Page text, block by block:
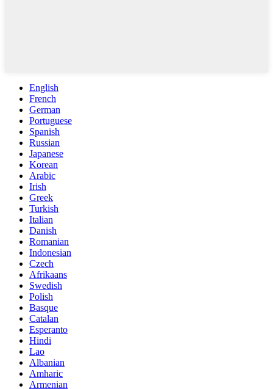
English
French
German
Portuguese
Spanish
Russian
Japanese
Korean
Arabic
Irish
Greek
Turkish
Italian
Danish
Romanian
Indonesian
Czech
Afrikaans
Swedish
Polish
Basque
Catalan
Esperanto
Hindi
Lao
Albanian
Amharic
Armenian